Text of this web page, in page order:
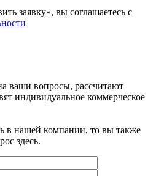
заявку», вы соглашаетесь с
ваши вопросы, рассчитают
индивидуальное коммерческое
в нашей компании, то вы также
здесь.